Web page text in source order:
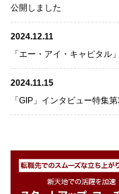
公開しました
2024.12.11
「エー・アイ・キャピタル
2024.11.15
「GIP」インタビュー特集